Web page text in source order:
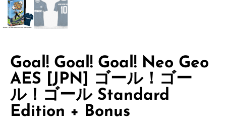
Goal! Goal! Goal! Neo Geo
AES [JPN] ゴール！ゴー
ル！ゴール Standard
Edition + Bonus